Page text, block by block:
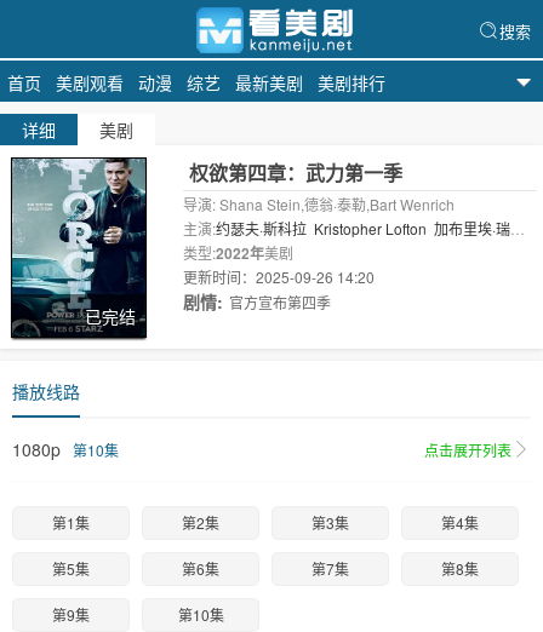
首页 美剧观看 动漫 综艺 最新美剧 美剧排行
搜索
详细 美剧
已完结
权欲第四章：武力第一季
导演: Shana Stein,德翁·泰勒,Bart Wenrich
主演:约瑟夫·斯科拉 Kristopher Lofton 加布里埃·瑞
安 Anthony Fleming
类型:2022年美剧
更新时间：2025-09-26 14:20
剧情: 官方宣布第四季
播放线路
1080p 第10集 点击展开列表
第1集 第2集 第3集 第4集
第5集 第6集 第7集 第8集
第9集 第10集